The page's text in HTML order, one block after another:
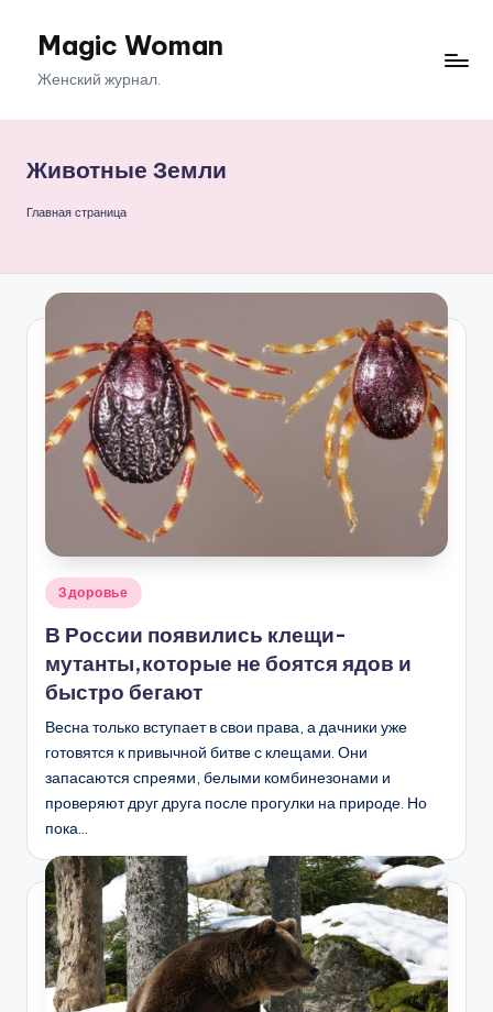
ПерейтиMagic Woman
Женский журнал.
Животные Земли
Главная страница
Опубликовано
Здоровье
В России появились клещи-
мутанты,которые не боятся ядов и
быстро бегают
Весна только вступает в свои права, а дачники уже
готовятся к привычной битве с клещами. Они
запасаются спреями, белыми комбинезонами и
проверяют друг друга после прогулки на природе. Но
пока…